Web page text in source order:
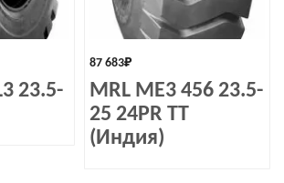
23.5-
87 683₽
MRL ME3 456 23.5-
25 24PR TT
(Индия)